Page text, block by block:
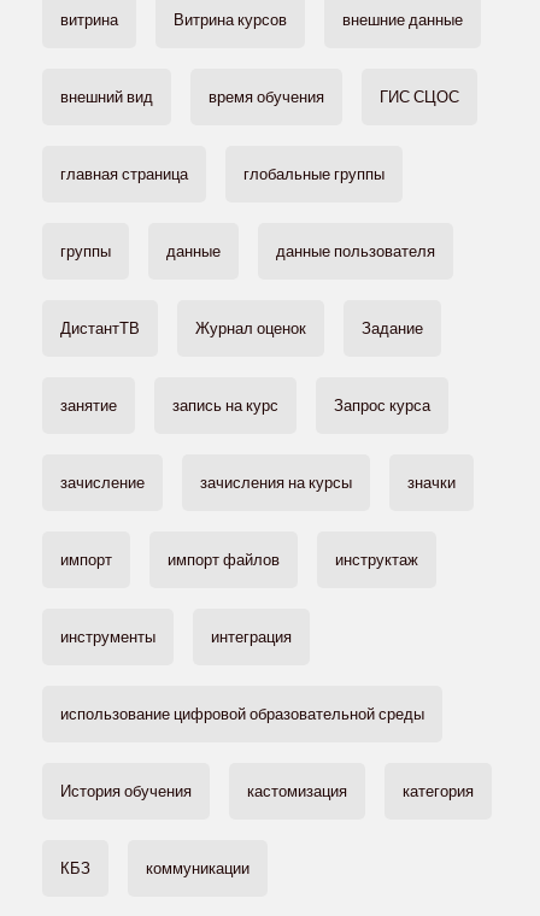
витрина Витрина курсов внешние данные
внешний вид время обучения ГИС СЦОС
главная страница глобальные группы
группы данные данные пользователя
ДистантТВ Журнал оценок Задание
занятие запись на курс Запрос курса
зачисление зачисления на курсы значки
импорт импорт файлов инструктаж
инструменты интеграция
использование цифровой образовательной среды
История обучения кастомизация категория
КБЗ коммуникации